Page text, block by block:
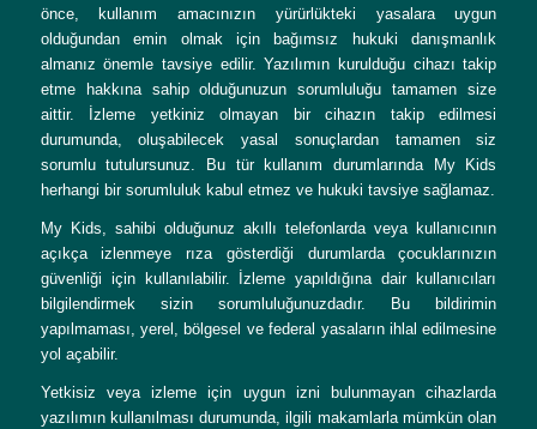
önce, kullanım amacınızın yürürlükteki yasalara uygun
olduğundan emin olmak için bağımsız hukuki danışmanlık
almanız önemle tavsiye edilir. Yazılımın kurulduğu cihazı takip
etme hakkına sahip olduğunuzun sorumluluğu tamamen size
aittir. İzleme yetkiniz olmayan bir cihazın takip edilmesi
durumunda, oluşabilecek yasal sonuçlardan tamamen siz
sorumlu tutulursunuz. Bu tür kullanım durumlarında My Kids
herhangi bir sorumluluk kabul etmez ve hukuki tavsiye sağlamaz.
My Kids, sahibi olduğunuz akıllı telefonlarda veya kullanıcının
açıkça izlenmeye rıza gösterdiği durumlarda çocuklarınızın
güvenliği için kullanılabilir. İzleme yapıldığına dair kullanıcıları
bilgilendirmek sizin sorumluluğunuzdadır. Bu bildirimin
yapılmaması, yerel, bölgesel ve federal yasaların ihlal edilmesine
yol açabilir.
Yetkisiz veya izleme için uygun izni bulunmayan cihazlarda
yazılımın kullanılması durumunda, ilgili makamlarla mümkün olan